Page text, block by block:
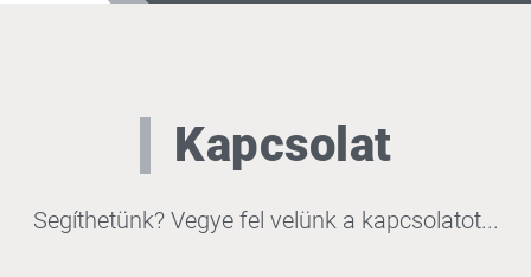
Kapcsolat
Segíthetünk? Vegye fel velünk a kapcsolatot...